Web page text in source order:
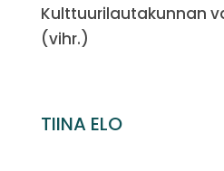
Kulttuurilautakunnan
(vihr.)
TIINA ELO